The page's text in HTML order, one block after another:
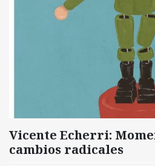
Vicente Echerri:
cambios radicales